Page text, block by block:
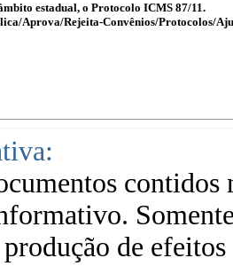
estadual, o Protocolo ICMS 87/11.
Aprova/Rejeita-Convênios/Protocolos/
contidos
produção de